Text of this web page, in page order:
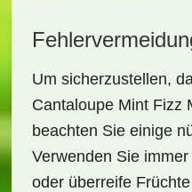
Um sicherzustellen,
Cantaloupe Mint Fizz
beachten Sie einige
Verwenden Sie
oder überreife